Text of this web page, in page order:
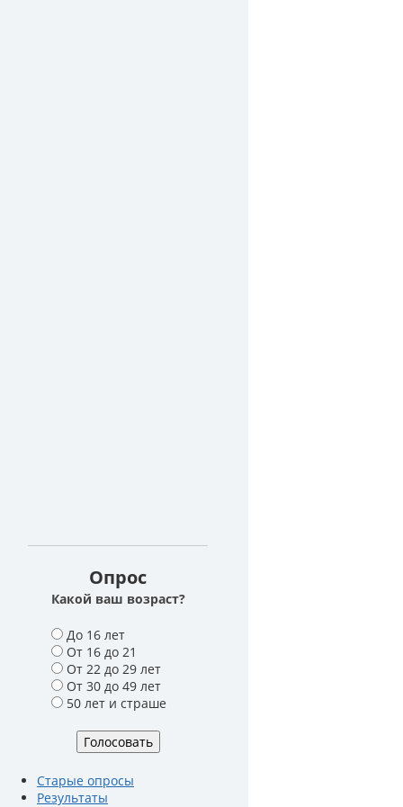
Опрос
Какой ваш возраст?
В
а
р
и
а
До 16 лет
От 16 до 21
От 22 до 29 лет
От 30 до 49 лет
50 лет и страше
Старые опросы
Результаты